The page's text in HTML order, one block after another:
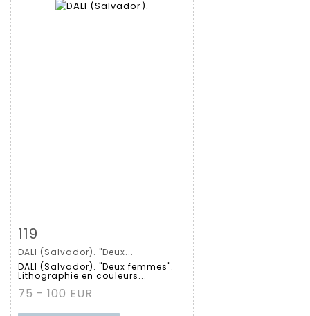
Gedetailleerde
fiche
119
DALI (Salvador). "Deux...
DALI (Salvador). "Deux femmes".
Lithographie en couleurs...
75 - 100 EUR